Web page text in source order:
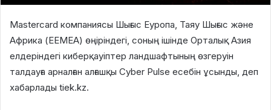
Mastercard компаниясы Шығыс Еуропа, Таяу Шығыс және
Африка (EEMEA) өңіріндегі, соның ішінде Орталық Азия
елдеріндегі киберқауіптер ландшафтының өзгеруін
талдауға арналған алғашқы Cyber Pulse есебін ұсынды, деп
хабарлады tiek.kz.